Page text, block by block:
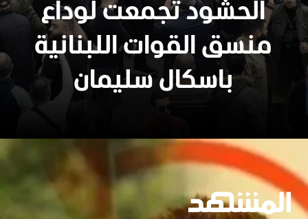
الحشود تجمعت لوداع
منسق القوات اللبنانية
باسكال سليمان